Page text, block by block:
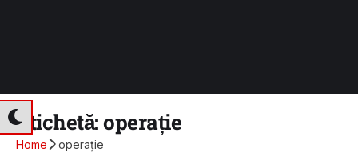
Etichetă:operație
Home operație